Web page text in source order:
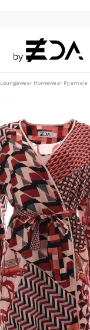
Loungewear Homewear Pijamale